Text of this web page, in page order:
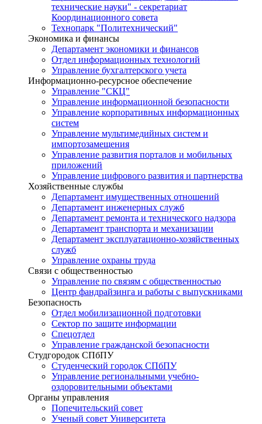
технические науки" - секретариат
Координационного совета
Технопарк "Политехнический"
Экономика и финансы
Департамент экономики и финансов
Отдел информационных технологий
Управление бухгалтерского учета
Информационно-ресурсное обеспечение
Управление "СКЦ"
Управление информационной безопасности
Управление корпоративных информационных
систем
Управление мультимедийных систем и
импортозамещения
Управление развития порталов и мобильных
приложений
Управление цифрового развития и партнерства
Хозяйственные службы
Департамент имущественных отношений
Департамент инженерных служб
Департамент ремонта и технического надзора
Департамент транспорта и механизации
Департамент эксплуатационно-хозяйственных
служб
Управление охраны труда
Связи с общественностью
Управление по связям с общественностью
Центр фандрайзинга и работы с выпускниками
Безопасность
Отдел мобилизационной подготовки
Сектор по защите информации
Спецотдел
Управление гражданской безопасности
Студгородок СПбПУ
Студенческий городок СПбПУ
Управление региональными учебно-
оздоровительными объектами
Органы управления
Попечительский совет
Ученый совет Университета